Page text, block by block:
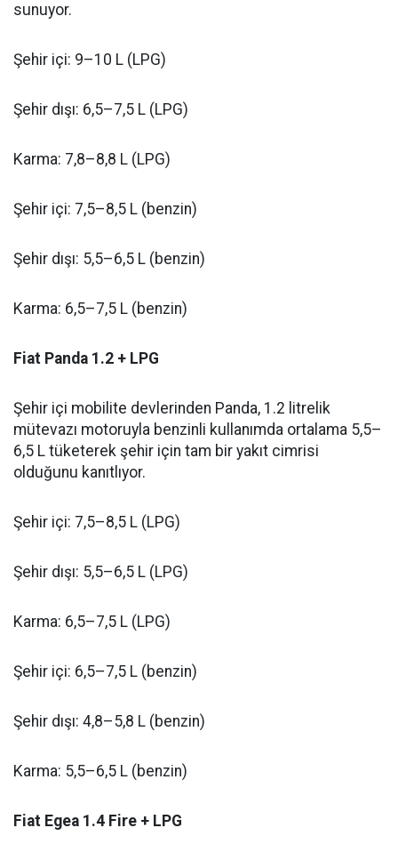
sunuyor.
Şehir içi: 9–10 L (LPG)
Şehir dışı: 6,5–7,5 L (LPG)
Karma: 7,8–8,8 L (LPG)
Şehir içi: 7,5–8,5 L (benzin)
Şehir dışı: 5,5–6,5 L (benzin)
Karma: 6,5–7,5 L (benzin)
Fiat Panda 1.2 + LPG
Şehir içi mobilite devlerinden Panda, 1.2 litrelik
mütevazı motoruyla benzinli kullanımda ortalama 5,5–
6,5 L tüketerek şehir için tam bir yakıt cimrisi
olduğunu kanıtlıyor.
Şehir içi: 7,5–8,5 L (LPG)
Şehir dışı: 5,5–6,5 L (LPG)
Karma: 6,5–7,5 L (LPG)
Şehir içi: 6,5–7,5 L (benzin)
Şehir dışı: 4,8–5,8 L (benzin)
Karma: 5,5–6,5 L (benzin)
Fiat Egea 1.4 Fire + LPG